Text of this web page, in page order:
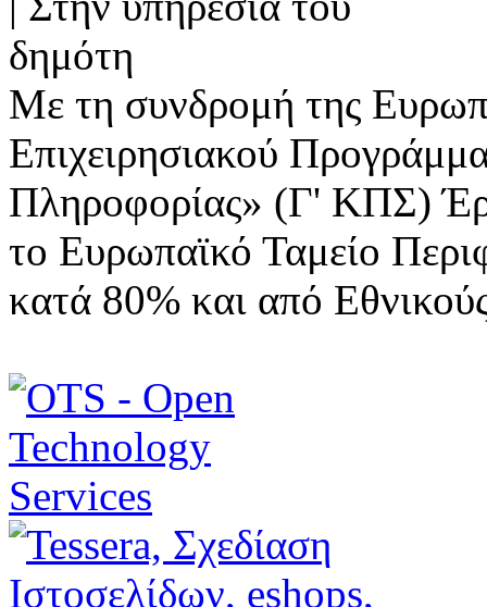
Με τη συνδρομή της
Επιχειρησιακού
Πληροφορίας» (Γ' ΚΠΣ)
το Ευρωπαϊκό Ταμείο
κατά 80% και από